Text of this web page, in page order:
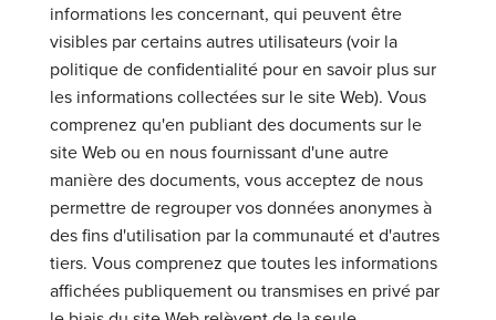
informations les concernant, qui peuvent être
visibles par certains autres utilisateurs (voir la
politique de confidentialité pour en savoir plus sur
les informations collectées sur le site Web). Vous
comprenez qu'en publiant des documents sur le
site Web ou en nous fournissant d'une autre
manière des documents, vous acceptez de nous
permettre de regrouper vos données anonymes à
des fins d'utilisation par la communauté et d'autres
tiers. Vous comprenez que toutes les informations
affichées publiquement ou transmises en privé par